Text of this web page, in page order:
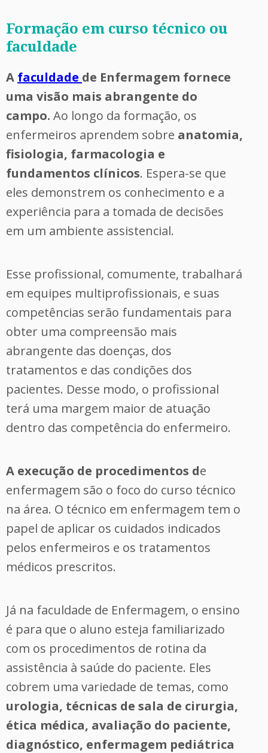
Formação em curso técnico ou
faculdade
A faculdade de Enfermagem fornece
uma visão mais abrangente do
campo. Ao longo da formação, os
enfermeiros aprendem sobre anatomia,
fisiologia, farmacologia e
fundamentos clínicos. Espera-se que
eles demonstrem os conhecimento e a
experiência para a tomada de decisões
em um ambiente assistencial.
Esse profissional, comumente, trabalhará
em equipes multiprofissionais, e suas
competências serão fundamentais para
obter uma compreensão mais
abrangente das doenças, dos
tratamentos e das condições dos
pacientes. Desse modo, o profissional
terá uma margem maior de atuação
dentro das competência do enfermeiro.
A execução de procedimentos de
enfermagem são o foco do curso técnico
na área. O técnico em enfermagem tem o
papel de aplicar os cuidados indicados
pelos enfermeiros e os tratamentos
médicos prescritos.
Já na faculdade de Enfermagem, o ensino
é para que o aluno esteja familiarizado
com os procedimentos de rotina da
assistência à saúde do paciente. Eles
cobrem uma variedade de temas, como
urologia, técnicas de sala de cirurgia,
ética médica, avaliação do paciente,
diagnóstico, enfermagem pediátrica